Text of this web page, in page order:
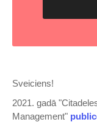
Sveiciens!
2021. gadā
Management"